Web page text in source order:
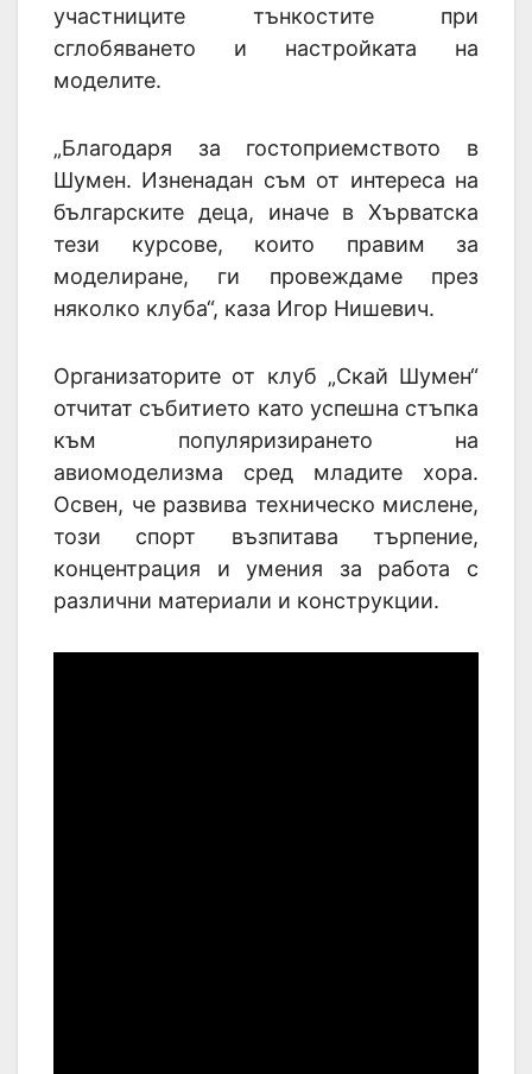
участниците тънкостите при
сглобяването и настройката на
моделите.
„Благодаря за гостоприемството в
Шумен. Изненадан съм от интереса на
българските деца, иначе в Хърватска
тези курсове, които правим за
моделиране, ги провеждаме през
няколко клуба“, каза Игор Нишевич.
Организаторите от клуб „Скай Шумен“
отчитат събитието като успешна стъпка
към популяризирането на
авиомоделизма сред младите хора.
Освен, че развива техническо мислене,
този спорт възпитава търпение,
концентрация и умения за работа с
различни материали и конструкции.